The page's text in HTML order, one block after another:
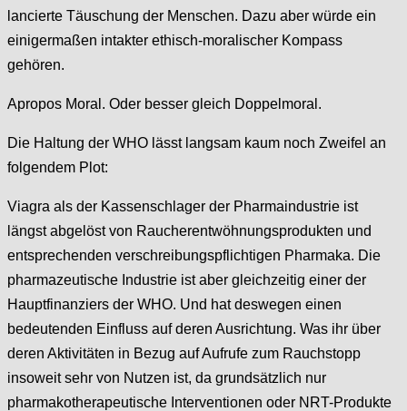
lancierte Täuschung der Menschen. Dazu aber würde ein
einigermaßen intakter ethisch-moralischer Kompass
gehören.
Apropos Moral. Oder besser gleich Doppelmoral.
Die Haltung der WHO lässt langsam kaum noch Zweifel an
folgendem Plot:
Viagra als der Kassenschlager der Pharmaindustrie ist
längst abgelöst von Raucherentwöhnungsprodukten und
entsprechenden verschreibungspflichtigen Pharmaka. Die
pharmazeutische Industrie ist aber gleichzeitig einer der
Hauptfinanziers der WHO. Und hat deswegen einen
bedeutenden Einfluss auf deren Ausrichtung. Was ihr über
deren Aktivitäten in Bezug auf Aufrufe zum Rauchstopp
insoweit sehr von Nutzen ist, da grundsätzlich nur
pharmakotherapeutische Interventionen oder NRT-Produkte